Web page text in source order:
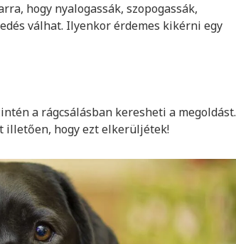
hogy nyalogassák, szopogassák,
válhat. Ilyenkor érdemes kikérni egy
a rágcsálásban keresheti a megoldást.
illetően, hogy ezt elkerüljétek!